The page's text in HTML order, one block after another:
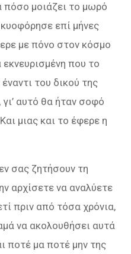
πόσο μοιάζει το μωρό
επί μήνες
με πόνο στον κόσμο
εκνευρισμένη που το
του δικού της
αυτό θα ήταν σοφό
μιας και το έφερε η
σας ζητήσουν τη
αρχίσετε να αναλύετε
πριν από τόσα χρόνια,
να ακολουθήσει αυτά
ποτέ μα ποτέ μην της